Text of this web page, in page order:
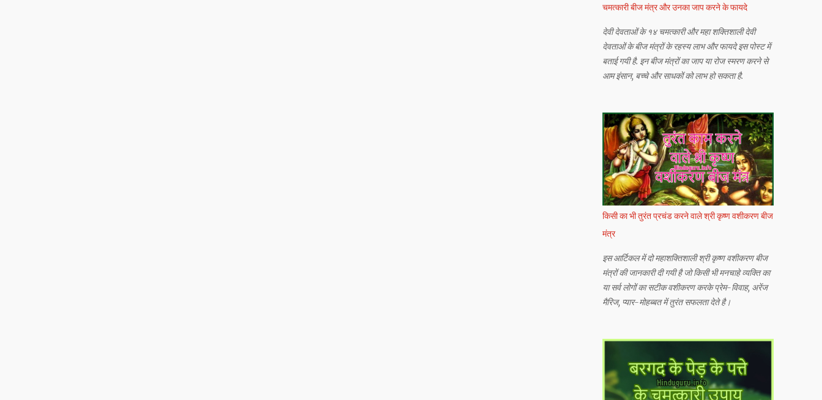
चमत्कारी बीज मंत्र और उनका जाप करने के फायदे
देवी देवताओं के १४ चमत्कारी और महा शक्तिशाली देवी
देवताओं के बीज मंत्रों के रहस्य लाभ और फायदे इस पोस्ट में
बताई गयी है. इन बीज मंत्रों का जाप या रोज स्मरण करने से
आम इंसान, बच्चे और साधकों को लाभ हो सकता है.
किसी का भी तुरंत प्रचंड करने वाले श्री कृष्ण वशीकरण बीज
मंत्र
इस आर्टिकल में दो महाशक्तिशाली श्री कृष्ण वशीकरण बीज
मंत्रों की जानकारी दी गयी है जो किसी भी मनचाहे व्यक्ति का
या सर्व लोगों का सटीक वशीकरण करके प्रेम-विवाह, अरेंज
मैरिज, प्यार-मोहब्बत में तुरंत सफलता देते है।